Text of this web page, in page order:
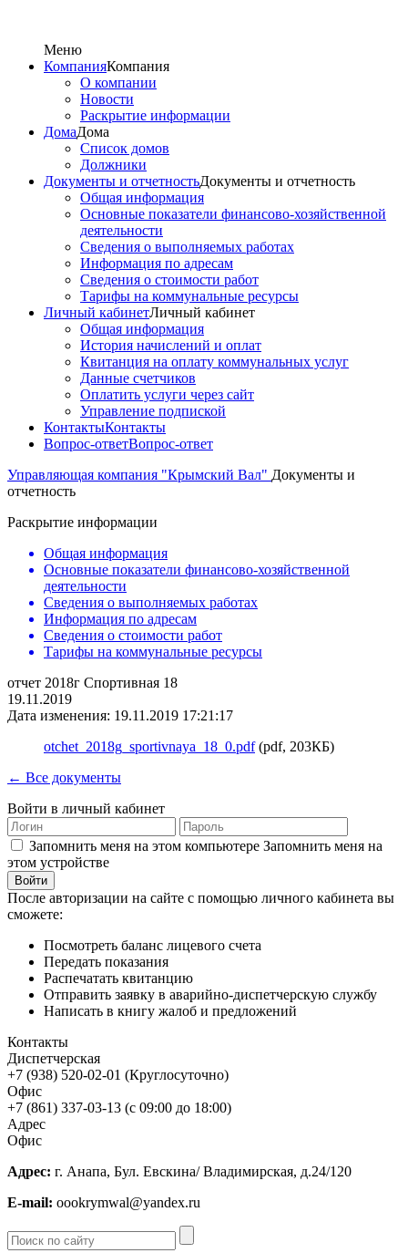
Меню
КомпанияКомпания
О компании
Новости
Раскрытие информации
ДомаДома
Список домов
Должники
Документы и отчетностьДокументы и отчетность
Общая информация
Основные показатели финансово-хозяйственной
деятельности
Сведения о выполняемых работах
Информация по адресам
Сведения о стоимости работ
Тарифы на коммунальные ресурсы
Личный кабинетЛичный кабинет
Общая информация
История начислений и оплат
Квитанция на оплату коммунальных услуг
Данные счетчиков
Оплатить услуги через сайт
Управление подпиской
КонтактыКонтакты
Вопрос-ответВопрос-ответ
Управляющая компания "Крымский Вал" Документы и
отчетность
Раскрытие информации
Общая информация
Основные показатели финансово-хозяйственной
деятельности
Сведения о выполняемых работах
Информация по адресам
Сведения о стоимости работ
Тарифы на коммунальные ресурсы
отчет 2018г Спортивная 18
19.11.2019
Дата изменения: 19.11.2019 17:21:17
otchet_2018g_sportivnaya_18_0.pdf(pdf, 203КБ)
← Все документы
Войти в личный кабинет
Запомнить меня на этом компьютере Запомнить меня на
этом устройстве
После авторизации на сайте с помощью личного кабинета вы
сможете:
Посмотреть баланс лицевого счета
Передать показания
Распечатать квитанцию
Отправить заявку в аварийно-диспетчерскую службу
Написать в книгу жалоб и предложений
Контакты
Диспетчерская
+7 (938) 520-02-01 (Круглосуточно)
Офис
+7 (861) 337-03-13 (с 09:00 до 18:00)
Адрес
Офис
Адрес: г. Анапа, Бул. Евскина/ Владимирская, д.24/120
E-mail: oookrymwal@yandex.ru